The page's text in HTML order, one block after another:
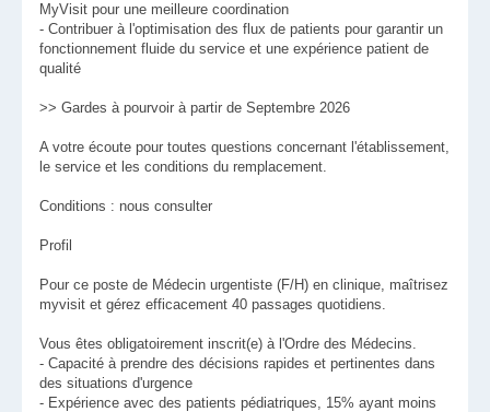
MyVisit pour une meilleure coordination
- Contribuer à l'optimisation des flux de patients pour garantir un
fonctionnement fluide du service et une expérience patient de
qualité
>> Gardes à pourvoir à partir de Septembre 2026
A votre écoute pour toutes questions concernant l'établissement,
le service et les conditions du remplacement.
Conditions : nous consulter
Profil
Pour ce poste de Médecin urgentiste (F/H) en clinique, maîtrisez
myvisit et gérez efficacement 40 passages quotidiens.
Vous êtes obligatoirement inscrit(e) à l'Ordre des Médecins.
- Capacité à prendre des décisions rapides et pertinentes dans
des situations d'urgence
- Expérience avec des patients pédiatriques, 15% ayant moins